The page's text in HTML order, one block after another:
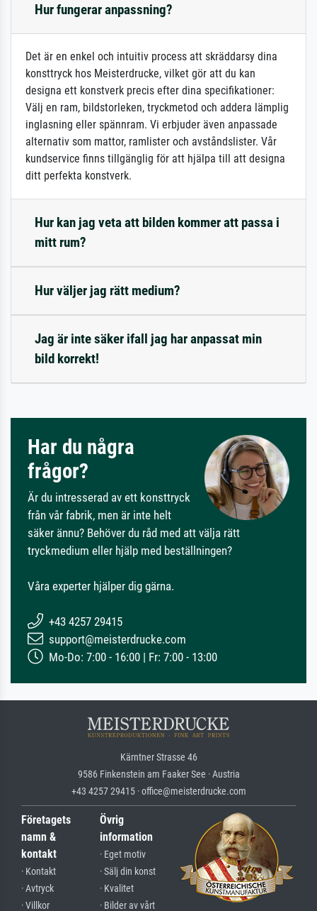
Hur fungerar anpassning?
Det är en enkel och intuitiv process att skräddarsy dina
konsttryck hos Meisterdrucke, vilket gör att du kan
designa ett konstverk precis efter dina specifikationer:
Välj en ram, bildstorleken, tryckmetod och addera lämplig
inglasning eller spännram. Vi erbjuder även anpassade
alternativ som mattor, ramlister och avståndslister. Vår
kundservice finns tillgänglig för att hjälpa till att designa
ditt perfekta konstverk.
Hur kan jag veta att bilden kommer att passa i
mitt rum?
Hur väljer jag rätt medium?
Jag är inte säker ifall jag har anpassat min
bild korrekt!
Har du några
frågor?
Är du intresserad av ett konsttryck
från vår fabrik, men är inte helt
säker ännu? Behöver du råd med att välja rätt
tryckmedium eller hjälp med beställningen?
Våra experter hjälper dig gärna.
+43 4257 29415
support@meisterdrucke.com
Mo-Do: 7:00 - 16:00 | Fr: 7:00 - 13:00
Kärntner Strasse 46
9586 Finkenstein am Faaker See · Austria
+43 4257 29415 · office@meisterdrucke.com
Företagets
namn &
kontakt
· Kontakt
· Avtryck
· Villkor
Övrig
information
· Eget motiv
· Sälj din konst
· Kvalitet
· Bilder av vårt